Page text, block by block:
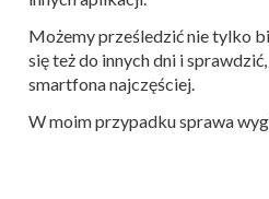
Możemy prześledzić nie tylko
się też do innych dni i
smartfona najczęściej.
W moim przypadku sprawa